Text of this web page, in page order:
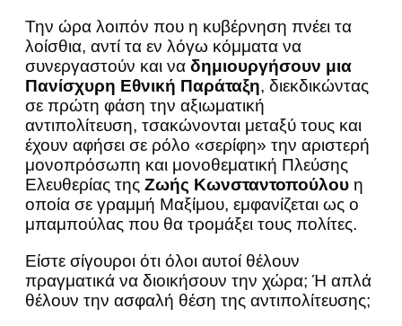
Την ώρα λοιπόν που η κυβέρνηση πνέει τα
λοίσθια, αντί τα εν λόγω κόμματα να
συνεργαστούν και να δημιουργήσουν μια
Πανίσχυρη Εθνική Παράταξη, διεκδικώντας
σε πρώτη φάση την αξιωματική
αντιπολίτευση, τσακώνονται μεταξύ τους και
έχουν αφήσει σε ρόλο «σερίφη» την αριστερή
μονοπρόσωπη και μονοθεματική Πλεύσης
Ελευθερίας της Ζωής Κωνσταντοπούλου η
οποία σε γραμμή Μαξίμου, εμφανίζεται ως ο
μπαμπούλας που θα τρομάξει τους πολίτες.
Είστε σίγουροι ότι όλοι αυτοί θέλουν
πραγματικά να διοικήσουν την χώρα; Ή απλά
θέλουν την ασφαλή θέση της αντιπολίτευσης;